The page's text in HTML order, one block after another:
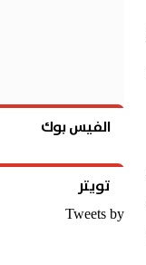
الفيس بوك
تويتر
Tweets by